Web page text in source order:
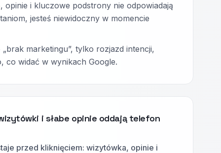
opinie i kluczowe podstrony nie odpowiadają
jesteś niewidoczny w momencie
marketingu”, tylko rozjazd intencji,
co widać w wynikach Google.
i słabe opinie oddają telefon
przed kliknięciem: wizytówka, opinie i